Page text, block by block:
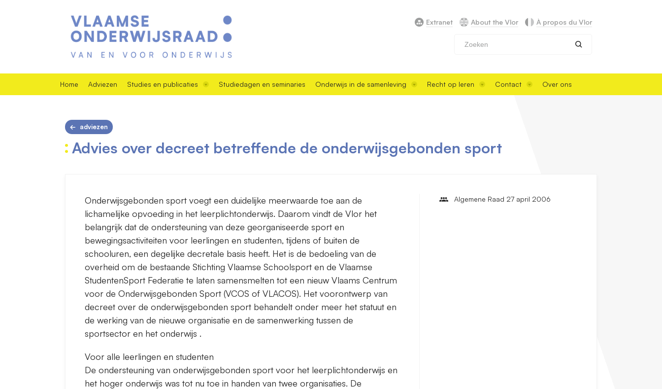
Extranet About the Vlor À propos du Vlor
Home Adviezen Studies en publicaties Studiedagen en seminaries Onderwijs in de samenleving Recht op leren Contact Over ons
adviezen
Advies over decreet betreffende de onderwijsgebonden sport
Onderwijsgebonden sport voegt een duidelijke meerwaarde toe aan de
lichamelijke opvoeding in het leerplichtonderwijs. Daarom vindt de Vlor het
belangrijk dat de ondersteuning van deze georganiseerde sport en
bewegingsactiviteiten voor leerlingen en studenten, tijdens of buiten de
schooluren, een degelijke decretale basis heeft. Het is de bedoeling van de
overheid om de bestaande Stichting Vlaamse Schoolsport en de Vlaamse
StudentenSport Federatie te laten samensmelten tot een nieuw Vlaams Centrum
voor de Onderwijsgebonden Sport (VCOS of VLACOS). Het voorontwerp van
decreet over de onderwijsgebonden sport behandelt onder meer het statuut en
de werking van de nieuwe organisatie en de samenwerking tussen de
sportsector en het onderwijs .
Voor alle leerlingen en studenten
De ondersteuning van onderwijsgebonden sport voor het leerplichtonderwijs en
het hoger onderwijs was tot nu toe in handen van twee organisaties. De
Algemene Raad 27 april 2006